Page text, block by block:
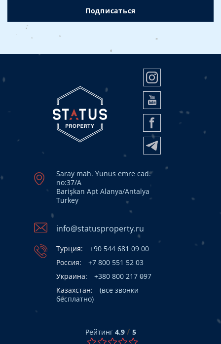
Подписаться
Saray mah. Yunus emre cad.
no:37/A
Barişkan Apt Alanya/Antalya
Turkey
info@statusproperty.ru
Турция:
+90 544 681 09 00
Россия:
+7 800 551 52 03
Украина:
+380 800 217 097
Казахстан:
(все звонки
бесплатно)
Рейтинг 4.9/ 5